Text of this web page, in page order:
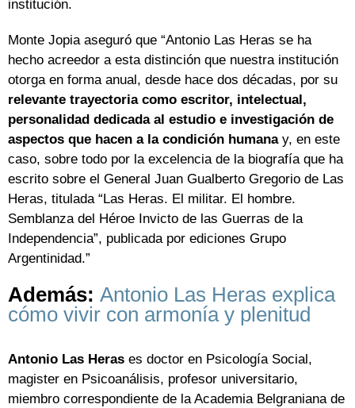
institución.
Monte Jopia aseguró que “Antonio Las Heras se ha
hecho acreedor a esta distinción que nuestra institución
otorga en forma anual, desde hace dos décadas, por su
relevante trayectoria como escritor, intelectual,
personalidad dedicada al estudio e investigación de
aspectos que hacen a la condición humana y, en este
caso, sobre todo por la excelencia de la biografía que ha
escrito sobre el General Juan Gualberto Gregorio de Las
Heras, titulada “Las Heras. El militar. El hombre.
Semblanza del Héroe Invicto de las Guerras de la
Independencia”, publicada por ediciones Grupo
Argentinidad.”
Además: Antonio Las Heras explica
cómo vivir con armonía y plenitud
Antonio Las Heras es doctor en Psicología Social,
magister en Psicoanálisis, profesor universitario,
miembro correspondiente de la Academia Belgraniana de